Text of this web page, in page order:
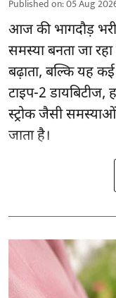
Published on:05 Aug
आज की भागदौड़
समस्या बनता जा
बढ़ाता, बल्कि यह कई
टाइप-2 डायबिटीज,
स्ट्रोक जैसी
जाता है।